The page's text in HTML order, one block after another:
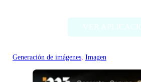
Generación de imágenes, Imagen